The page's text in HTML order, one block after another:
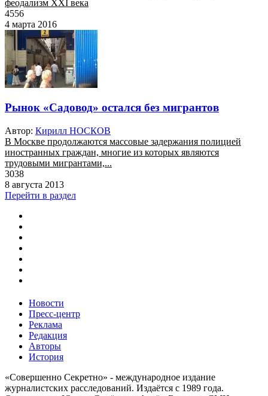
феодализм XXI века
4556
4 марта 2016
Рынок «Садовод» остался без мигрантов
Автор: Кирилл НОСКОВ
В Москве продолжаются массовые задержания полицией
иностранных граждан, многие из которых являются
трудовыми мигрантами,...
3038
8 августа 2013
Перейти в раздел
Новости
Пресс-центр
Реклама
Редакция
Авторы
История
«Совершенно Секретно» - международное издание
журналистских расследований. Издаётся с 1989 года.